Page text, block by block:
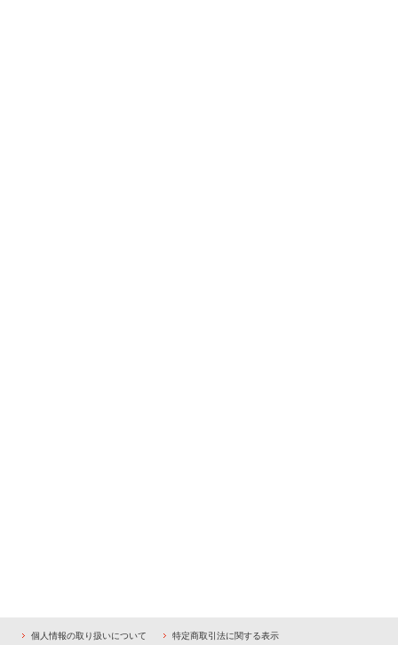
個人情報の取り扱いについて 特定商取引法に関する表示